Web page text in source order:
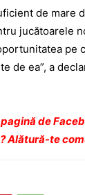
de mare
jucătoarele
pe
de ea”, a
de
Alătură-te